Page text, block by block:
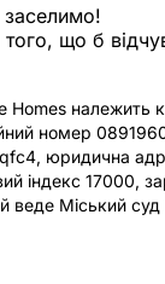
що б
належить
номер
юридична
індекс 17000,
веде Міський суд